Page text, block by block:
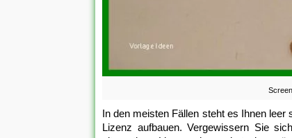
In den meisten Fällen steht es Ihnen
Lizenz aufbauen. Vergewissern Sie